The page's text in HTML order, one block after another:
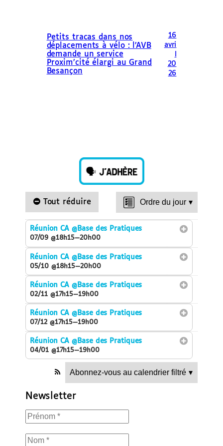
Petits tracas dans nos
déplacements à vélo : l’AVB
demande un service
Proxim’cité élargi au Grand
Besançon
16
avri
20
26
Tout réduire Ordre du jour ▾
Réunion CA@Base des Pratiques
07/09 @18h15—20h00
Réunion CA@Base des Pratiques
05/10 @18h15—20h00
Réunion CA@Base des Pratiques
02/11 @17h15—19h00
Réunion CA@Base des Pratiques
07/12 @17h15—19h00
Réunion CA@Base des Pratiques
04/01 @17h15—19h00
Abonnez-vous au calendrier filtré ▾
Newsletter